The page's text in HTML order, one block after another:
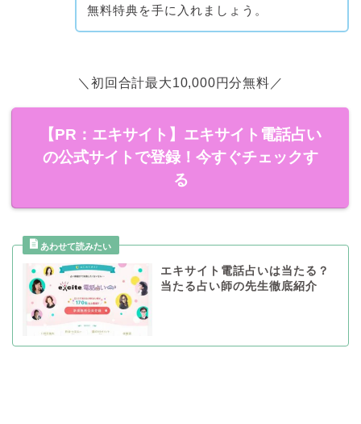
無料特典を手に入れましょう。
＼初回合計最大10,000円分無料／
【PR：エキサイト】エキサイト電話占い
の公式サイトで登録！今すぐチェックす
る
エキサイト電話占いは当たる？
当たる占い師の先生徹底紹介